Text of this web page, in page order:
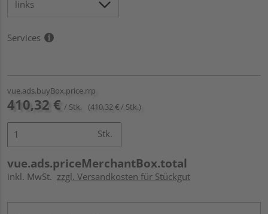
Services
vue.ads.buyBox.price.rrp
410,32 € / Stk. (410,32 € / Stk.)
Stk.
vue.ads.priceMerchantBox.total
inkl. MwSt. zzgl. Versandkosten für Stückgut